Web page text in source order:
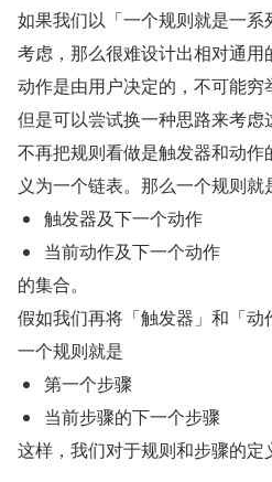
如果我们以「一个规则就是一
考虑，那么很难设计出相对通
动作是由用户决定的，不可能穷
但是可以尝试换一种思路来考
不再把规则看做是触发器和动
义为一个链表。那么一个规则就
触发器及下一个动作
当前动作及下一个动作
的集合。
假如我们再将「触发器」和「
一个规则就是
第一个步骤
当前步骤的下一个步骤
这样，我们对于规则和步骤的定